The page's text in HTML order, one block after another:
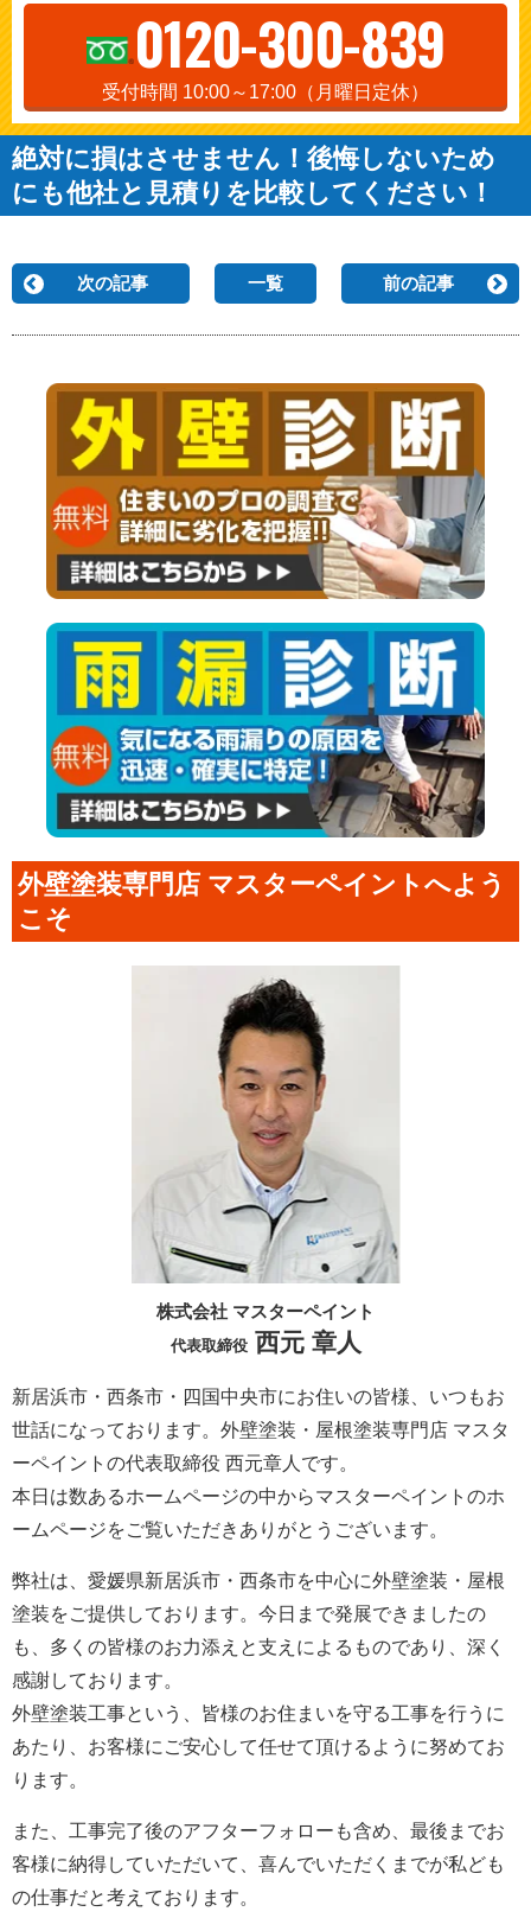
0120-300-839
受付時間 10:00～17:00（月曜日定休）
絶対に損はさせません！後悔しないため
にも他社と見積りを比較してください！
次の記事 一覧 前の記事
外壁塗装専門店 マスターペイントへよう
こそ
株式会社 マスターペイント
代表取締役西元 章人
新居浜市・西条市・四国中央市にお住いの皆様、いつもお
世話になっております。外壁塗装・屋根塗装専門店 マスタ
ーペイントの代表取締役 西元章人です。
本日は数あるホームページの中からマスターペイントのホ
ームページをご覧いただきありがとうございます。
弊社は、愛媛県新居浜市・西条市を中心に外壁塗装・屋根
塗装をご提供しております。今日まで発展できましたの
も、多くの皆様のお力添えと支えによるものであり、深く
感謝しております。
外壁塗装工事という、皆様のお住まいを守る工事を行うに
あたり、お客様にご安心して任せて頂けるように努めてお
ります。
また、工事完了後のアフターフォローも含め、最後までお
客様に納得していただいて、喜んでいただくまでが私ども
の仕事だと考えております。